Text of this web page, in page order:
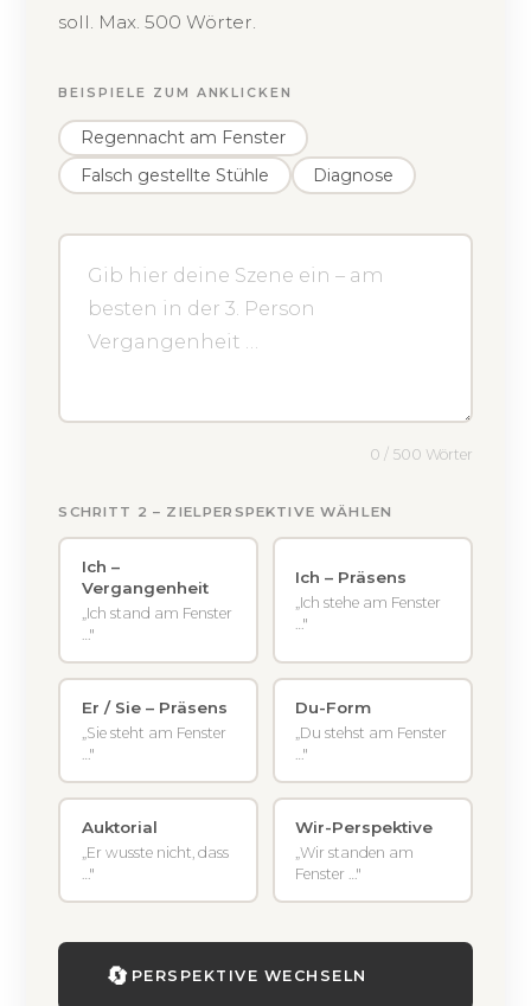
soll. Max. 500 Wörter.
BEISPIELE ZUM ANKLICKEN
Regennacht am Fenster
Falsch gestellte Stühle
Diagnose
0 / 500 Wörter
SCHRITT 2 – ZIELPERSPEKTIVE WÄHLEN
Ich –
Vergangenheit
„Ich stand am Fenster
…"
Ich – Präsens
„Ich stehe am Fenster
…"
Er / Sie – Präsens
„Sie steht am Fenster
…"
Du-Form
„Du stehst am Fenster
…"
Auktorial
„Er wusste nicht, dass
…"
Wir-Perspektive
„Wir standen am
Fenster …"
🔄 PERSPEKTIVE WECHSELN